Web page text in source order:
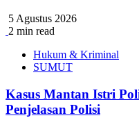
5 Agustus 2026
2 min read
Hukum & Kriminal
SUMUT
Kasus Mantan Istri
Penjelasan Polisi